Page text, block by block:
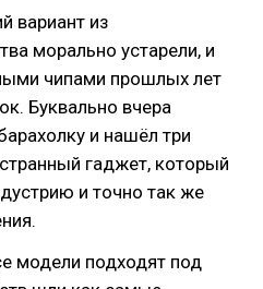
вариант из
морально устарели, и
чипами прошлых лет
Буквально вчера
и нашёл три
гаджет, который
и точно так же
модели подходят под